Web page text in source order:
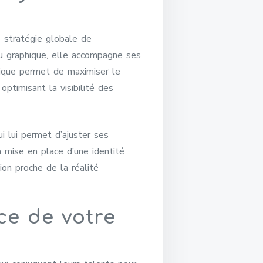
stratégie globale de
elle accompagne ses
permet de maximiser le
la visibilité des
lui permet d’ajuster ses
en place d’une identité
proche de la réalité
de votre